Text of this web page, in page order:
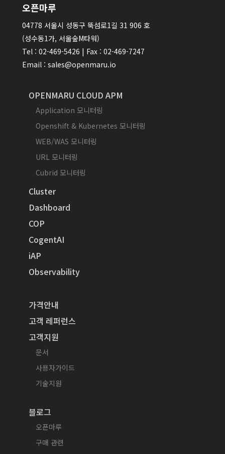
오픈마루
04778 서울시 성동구 뚝섬로1길 31 906 호
(성수동1가, 서울숲M타워)
Tel : 02-469-5426 | Fax : 02-469-7247
Email : sales@openmaru.io
OPENMARU CLOUD APM
Application 모니터링
Openshift & Kubernetes 모니터링
WEB/WAS 모니터링
URL 모니터링
Cubrid 모니터링
Cluster
Dashboard
COP
CogentAI
iAP
Observability
가격안내
고객 레퍼런스
고객지원
문서
사용자가이드
기술지원
블로그
오픈마루
구매 관련